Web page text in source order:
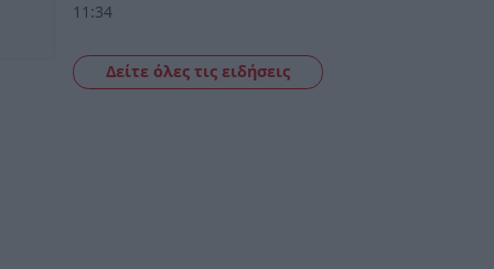
11:34
Δείτε όλες τις ειδήσεις